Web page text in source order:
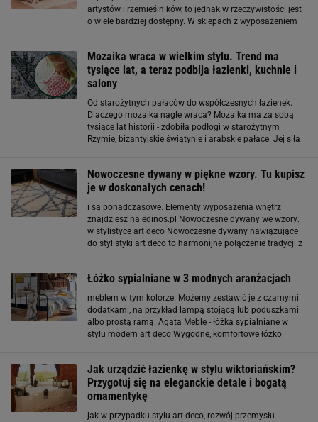
artystów i rzemieślników, to jednak w rzeczywistości jest
o wiele bardziej dostępny. W sklepach z wyposażeniem
Mozaika wraca w wielkim stylu. Trend ma
tysiące lat, a teraz podbija łazienki, kuchnie i
salony
Od starożytnych pałaców do współczesnych łazienek.
Dlaczego mozaika nagle wraca? Mozaika ma za sobą
tysiące lat historii - zdobiła podłogi w starożytnym
Rzymie, bizantyjskie świątynie i arabskie pałace. Jej siła
Nowoczesne dywany w piękne wzory. Tu kupisz
je w doskonałych cenach!
i są ponadczasowe. Elementy wyposażenia wnętrz
znajdziesz na edinos.pl Nowoczesne dywany we wzory:
w stylistyce art deco Nowoczesne dywany nawiązujące
do stylistyki art deco to harmonijne połączenie tradycji z
Łóżko sypialniane w 3 modnych aranżacjach
meblem w tym kolorze. Możemy zestawić je z czarnymi
dodatkami, na przykład lampą stojącą lub poduszkami
albo prostą ramą. Agata Meble - łóżka sypialniane w
stylu modern art deco Wygodne, komfortowe łóżko
Jak urządzić łazienkę w stylu wiktoriańskim?
Przygotuj się na eleganckie detale i bogatą
ornamentykę
jak w przypadku stylu art deco, rozwój przemysłu